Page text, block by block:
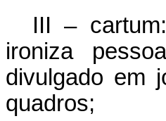
III –
ironiza
divulgado em
quadros;